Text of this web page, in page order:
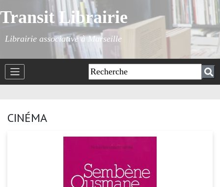
Transit Librairie
Librairie associative à Marseille
CINÉMA